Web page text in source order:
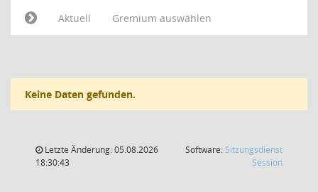
Aktuell
Gremium auswählen
Keine Daten gefunden.
Letzte Änderung: 05.08.2026
18:30:43
Software: Sitzungsdienst
Session(Wird in